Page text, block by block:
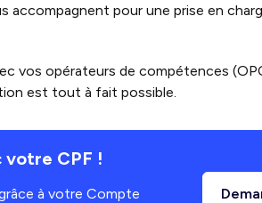
pour une prise en
vos opérateurs de compétences
est tout à fait possible.
CPF !
à votre Compte